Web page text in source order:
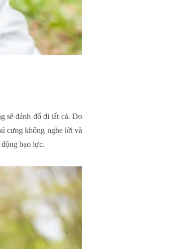
sẽ đánh đổ đi tất cả. Do
cưng không nghe lời và
bạo lực.